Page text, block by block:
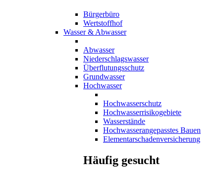
Bürgerbüro
Wertstoffhof
Wasser & Abwasser
Abwasser
Niederschlagswasser
Überflutungsschutz
Grundwasser
Hochwasser
Hochwasserschutz
Hochwasserrisikogebiete
Wasserstände
Hochwasserangepasstes Bauen
Elementarschadenversicherung
Häufig gesucht